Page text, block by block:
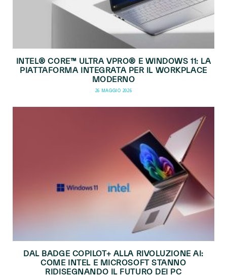
INTEL® CORE™ ULTRA VPRO® E WINDOWS 11: LA
PIATTAFORMA INTEGRATA PER IL WORKPLACE
MODERNO
26 MAGGIO 2026
DAL BADGE COPILOT+ ALLA RIVOLUZIONE AI:
COME INTEL E MICROSOFT STANNO
RIDISEGNANDO IL FUTURO DEI PC